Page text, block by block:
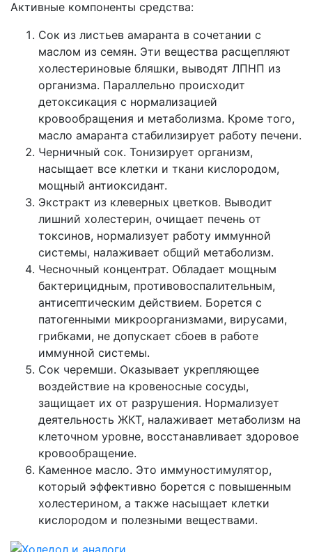
Активные компоненты средства:
Сок из листьев амаранта в сочетании с
маслом из семян. Эти вещества расщепляют
холестериновые бляшки, выводят ЛПНП из
организма. Параллельно происходит
детоксикация с нормализацией
кровообращения и метаболизма. Кроме того,
масло амаранта стабилизирует работу печени.
Черничный сок. Тонизирует организм,
насыщает все клетки и ткани кислородом,
мощный антиоксидант.
Экстракт из клеверных цветков. Выводит
лишний холестерин, очищает печень от
токсинов, нормализует работу иммунной
системы, налаживает общий метаболизм.
Чесночный концентрат. Обладает мощным
бактерицидным, противовоспалительным,
антисептическим действием. Борется с
патогенными микроорганизмами, вирусами,
грибками, не допускает сбоев в работе
иммунной системы.
Сок черемши. Оказывает укрепляющее
воздействие на кровеносные сосуды,
защищает их от разрушения. Нормализует
деятельность ЖКТ, налаживает метаболизм на
клеточном уровне, восстанавливает здоровое
кровообращение.
Каменное масло. Это иммуностимулятор,
который эффективно борется с повышенным
холестерином, а также насыщает клетки
кислородом и полезными веществами.